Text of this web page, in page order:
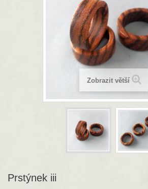
Zobrazit větší
Prstýnek iii